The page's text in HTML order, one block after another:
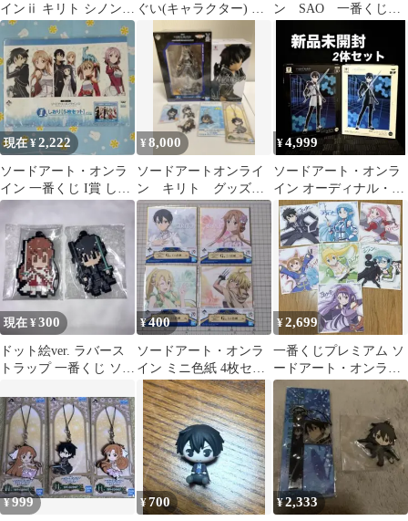
インⅱ キリト シノン
一番くじ B2ポスター
ぐい(キャラクター) 全2
「一番くじ ソードアー
ト・オンライン マテリ
アルズ01」 C賞
ン SAO 一番くじ
現在 ¥2,222
ソードアート・オンラ
イン 一番くじ I賞 しお
り キリト アスナ シリ
カ ユイ
¥8,000
ソードアートオンライ
ン キリト グッズセ
ット
¥4,999
ソードアート・オンラ
イン オーディナル・ス
ケール キリト フィギュ
ア セット
現在 ¥300
ドット絵ver. ラバース
トラップ 一番くじ ソー
¥400
ソードアート・オンラ
イン ミニ色紙 4枚セッ
ト
¥2,699
一番くじプレミアム ソ
ードアート・オンライ
ン STAGE3 色紙 全7
種セット
¥999 ¥700 ¥2,333